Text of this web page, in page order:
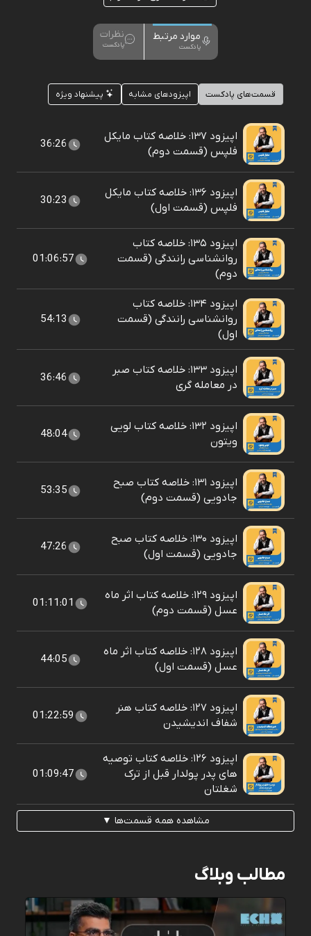
موارد مرتبط
پادکست
نظرات
پادکست
قسمت‌های پادکست اپیزودهای مشابه پیشنهاد ویژه
اپیزود ۱۳۷: خلاصه کتاب مایکل
فلپس (قسمت دوم)
36:26
اپیزود ۱۳۶: خلاصه کتاب مایکل
فلپس (قسمت اول)
30:23
اپیزود ۱۳۵: خلاصه کتاب
روانشناسی رانندگی (قسمت
دوم)
01:06:57
اپیزود ۱۳۴: خلاصه کتاب
روانشناسی رانندگی (قسمت
اول)
54:13
اپیزود ۱۳۳: خلاصه کتاب صبر
در معامله گری
36:46
اپیزود ۱۳۲: خلاصه کتاب لویی
ویتون
48:04
اپیزود ۱۳۱: خلاصه کتاب صبح
جادویی (قسمت دوم)
53:35
اپیزود ۱۳۰: خلاصه کتاب صبح
جادویی (قسمت اول)
47:26
اپیزود ۱۲۹: خلاصه کتاب اثر ماه
عسل (قسمت دوم)
01:11:01
اپیزود ۱۲۸: خلاصه کتاب اثر ماه
عسل (قسمت اول)
44:05
اپیزود ۱۲۷: خلاصه کتاب هنر
شفاف اندیشیدن
01:22:59
اپیزود ۱۲۶: خلاصه کتاب توصیه
های پدر پولدار قبل از ترک
شغلتان
01:09:47
مشاهده همه قسمت‌ها ▼
مطالب وبلاگ